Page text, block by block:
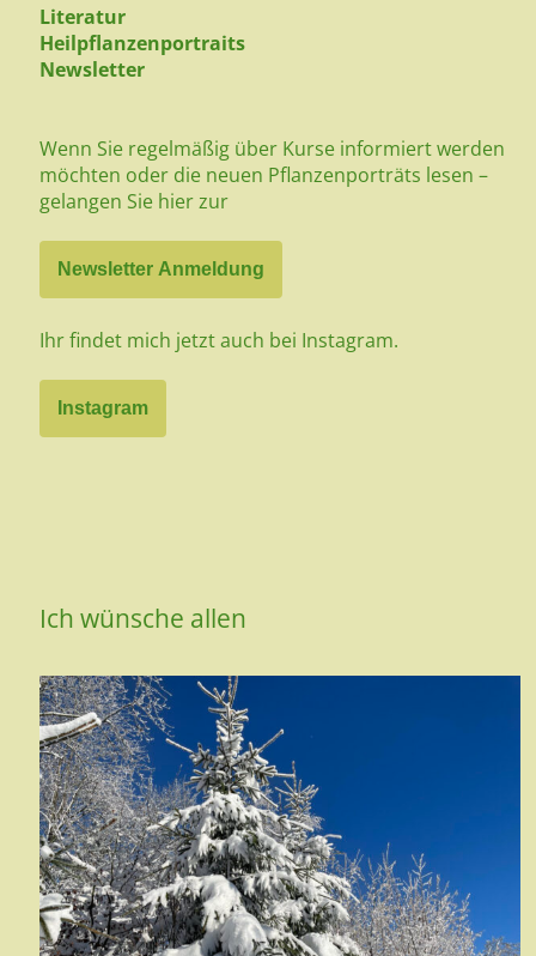
Literatur
Heilpflanzenportraits
Newsletter
Wenn Sie regelmäßig über Kurse informiert werden
möchten oder die neuen Pflanzenporträts lesen –
gelangen Sie hier zur
Newsletter Anmeldung
Ihr findet mich jetzt auch bei Instagram.
Instagram
Ich wünsche allen